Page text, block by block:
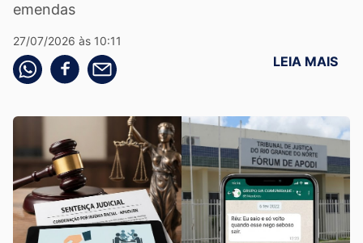
emendas
27/07/2026 às 10:11
Compartilhe pelo whatsapp
Compartilhar no facebook
Compartilhe pelo email LEIA MAIS